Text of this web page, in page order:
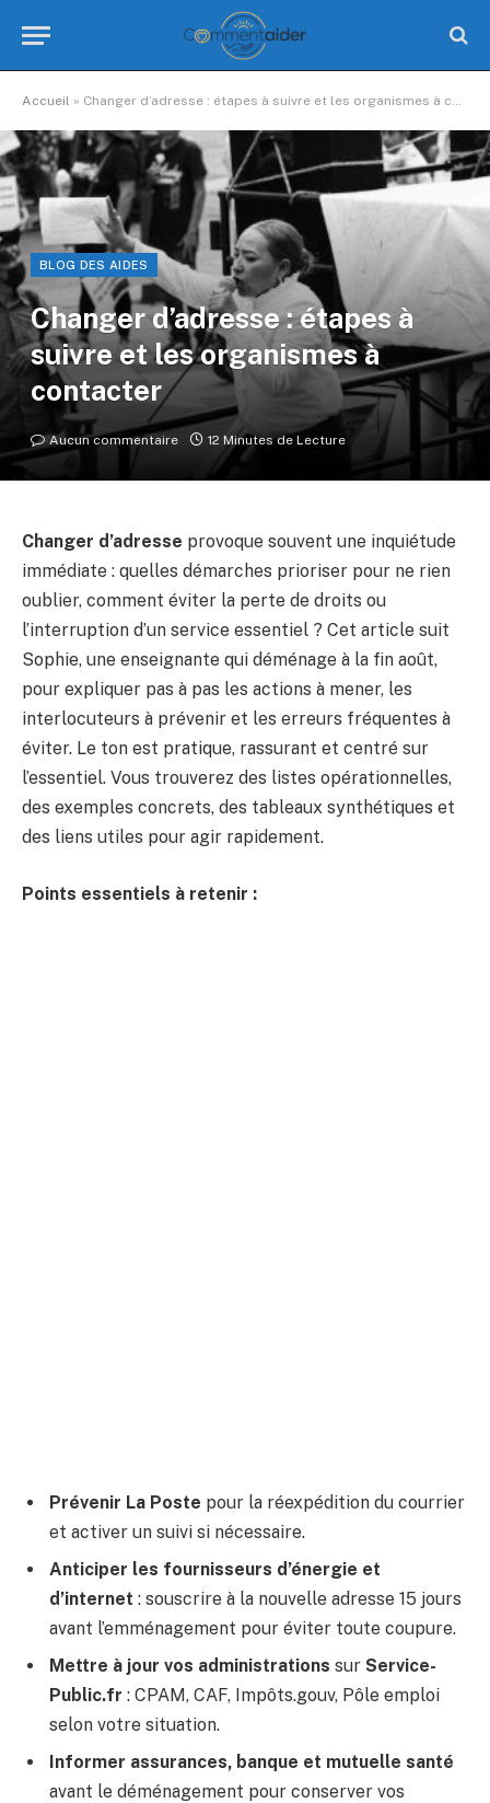
Accueil » Changer d’adresse : étapes à suivre et les organismes à contacter
BLOG DES AIDES
Changer d’adresse : étapes à
suivre et les organismes à
contacter
Aucun commentaire 12 Minutes de Lecture
Changer d’adresse provoque souvent une inquiétude
immédiate : quelles démarches prioriser pour ne rien
oublier, comment éviter la perte de droits ou
l’interruption d’un service essentiel ? Cet article suit
Sophie, une enseignante qui déménage à la fin août,
pour expliquer pas à pas les actions à mener, les
interlocuteurs à prévenir et les erreurs fréquentes à
éviter. Le ton est pratique, rassurant et centré sur
l’essentiel. Vous trouverez des listes opérationnelles,
des exemples concrets, des tableaux synthétiques et
des liens utiles pour agir rapidement.
Points essentiels à retenir :
Prévenir La Poste pour la réexpédition du courrier
et activer un suivi si nécessaire.
Anticiper les fournisseurs d’énergie et
d’internet : souscrire à la nouvelle adresse 15 jours
avant l’emménagement pour éviter toute coupure.
Mettre à jour vos administrations sur Service-
Public.fr : CPAM, CAF, Impôts.gouv, Pôle emploi
selon votre situation.
Informer assurances, banque et mutuelle santé
avant le déménagement pour conserver vos